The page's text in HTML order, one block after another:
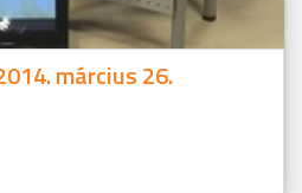
március 26.